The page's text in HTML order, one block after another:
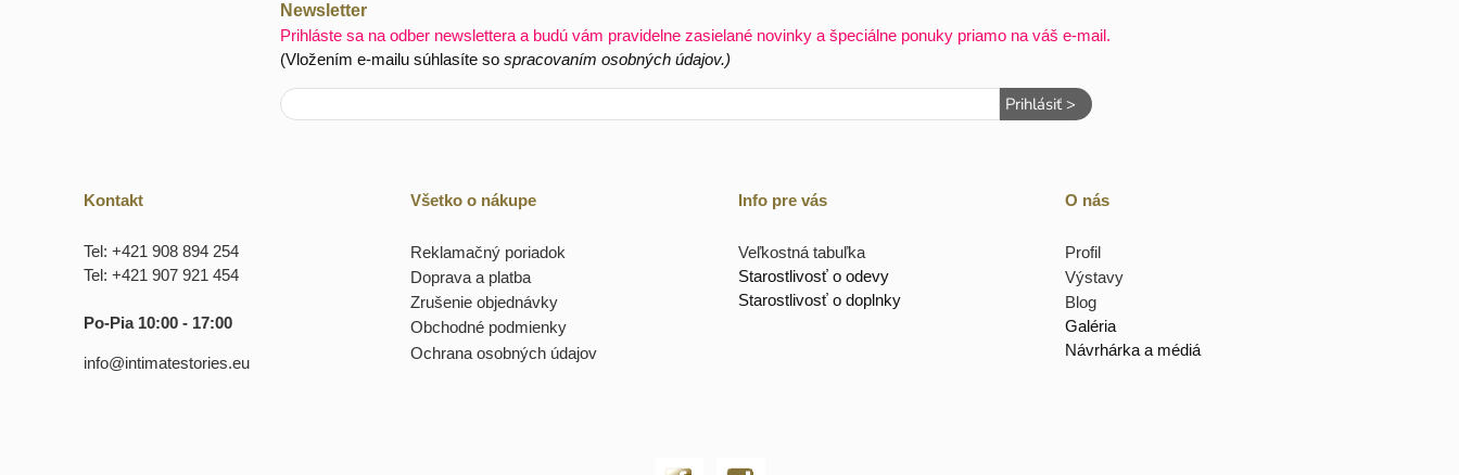
Newsletter
Prihláste sa na odber newslettera a budú vám pravidelne zasielané novinky a špeciálne ponuky priamo na váš e-mail.
(Vložením e-mailu súhlasíte so spracovaním osobných údajov.)
Prihlásiť >
Kontakt
Tel: +421 908 894 254
Tel: +421 907 921 454
Po-Pia 10:00 - 17:00
info@intimatestories.eu
Všetko o nákupe
Reklamačný poriadok
Doprava a platba
Zrušenie objednávky
Obchodné podmienky
Ochrana osobných údajov
Info pre vás
Veľkostná tabuľka
Starostlivosť o odevy
Starostlivosť o doplnky
O nás
Profil
Výstavy
Blog
Galéria
Návrhárka a médiá